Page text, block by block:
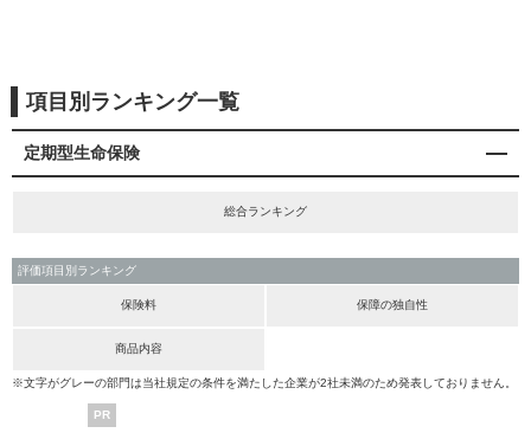
項目別ランキング一覧
定期型生命保険
総合ランキング
評価項目別ランキング
保険料 保障の独自性
商品内容
※文字がグレーの部門は当社規定の条件を満たした企業が2社未満のため発表しておりません。
PR